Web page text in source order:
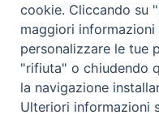
cookie. Cliccando su
maggiori
personalizzare le tue
"rifiuta" o chiudendo
la navigazione
Ulteriori informazioni